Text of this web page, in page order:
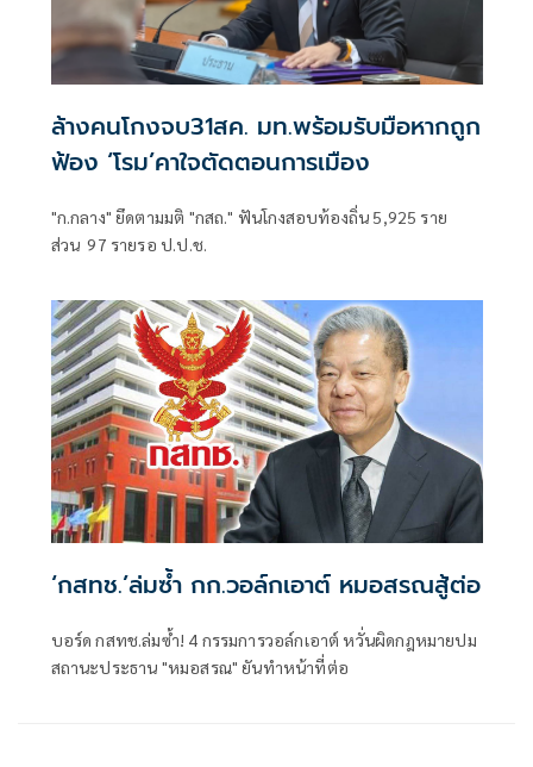
ล้างคนโกงจบ31สค. มท.พร้อมรับมือหากถูก
ฟ้อง ‘โรม’คาใจตัดตอนการเมือง
"ก.กลาง" ยึดตามมติ "กสถ." ฟันโกงสอบท้องถิ่น 5,925 ราย
ส่วน 97 รายรอ ป.ป.ช.
‘กสทช.’ล่มซํ้า กก.วอล์กเอาต์ หมอสรณสู้ต่อ
บอร์ด กสทช.ล่มซ้ำ! 4 กรรมการวอล์กเอาต์ หวั่นผิดกฎหมายปม
สถานะประธาน "หมอสรณ" ยันทำหน้าที่ต่อ